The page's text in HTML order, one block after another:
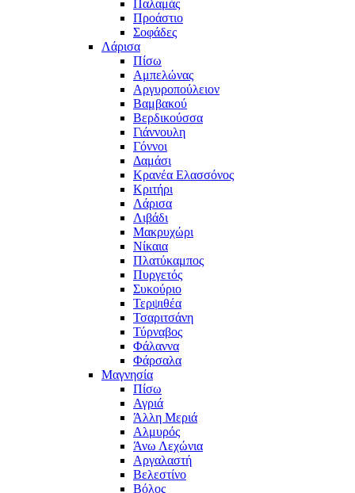
Παλαμάς
Προάστιο
Σοφάδες
Λάρισα
Πίσω
Αμπελώνας
Αργυροπούλειον
Βαμβακού
Βερδικούσσα
Γιάννουλη
Γόννοι
Δαμάσι
Κρανέα Ελασσόνος
Κριτήρι
Λάρισα
Λιβάδι
Μακρυχώρι
Νίκαια
Πλατύκαμπος
Πυργετός
Συκούριο
Τερψιθέα
Τσαριτσάνη
Τύρναβος
Φάλαννα
Φάρσαλα
Μαγνησία
Πίσω
Αγριά
Άλλη Μεριά
Αλμυρός
Άνω Λεχώνια
Αργαλαστή
Βελεστίνο
Βόλος